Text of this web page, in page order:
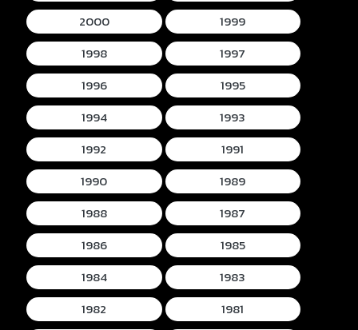
2000
1999
1998
1997
1996
1995
1994
1993
1992
1991
1990
1989
1988
1987
1986
1985
1984
1983
1982
1981